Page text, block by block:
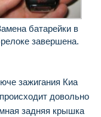
батарейки в
завершена.
зажигания Киа
довольно
задняя крышка